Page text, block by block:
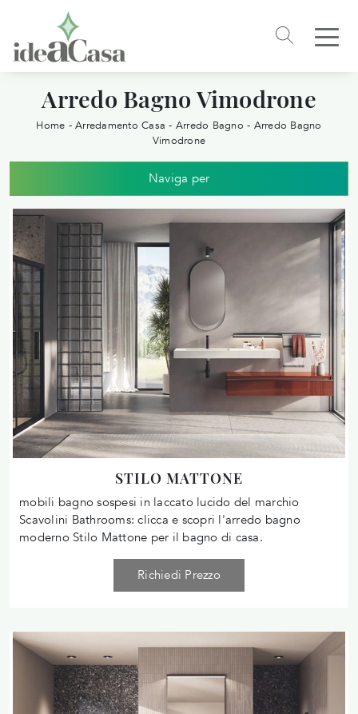
Arredo Bagno Vimodrone
Home -Arredamento Casa - Arredo Bagno - Arredo Bagno
Vimodrone
Naviga per
STILO MATTONE
mobili bagno sospesi in laccato lucido del marchio
Scavolini Bathrooms: clicca e scopri l'arredo bagno
moderno Stilo Mattone per il bagno di casa.
Richiedi Prezzo